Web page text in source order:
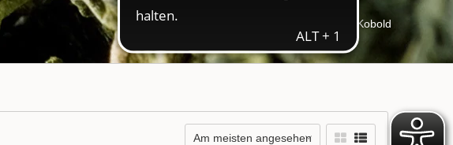
Startseite Frecher Kobold
Am meisten angesehen